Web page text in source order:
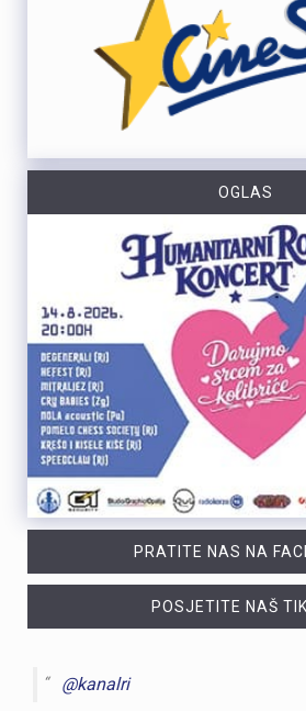
OGLAS
PRATITE NAS NA
POSJETITE NAŠ
@kanalri